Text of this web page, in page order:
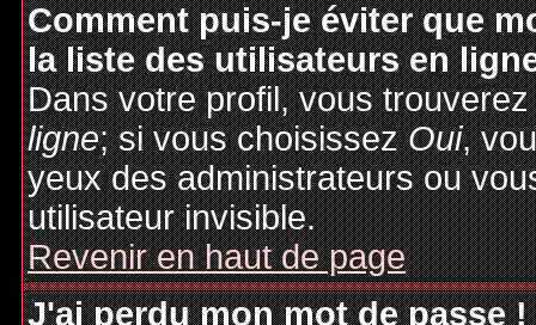
Comment puis-je éviter que
la liste des utilisateurs en
Dans votre profil, vous
ligne; si vous choisissezOui,
yeux des administrateurs ou
utilisateur invisible.
Revenir en haut de page
J'ai perdu mon mot de passe !